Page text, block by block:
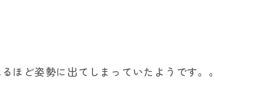
ほど姿勢に出てしまっていたようです。。